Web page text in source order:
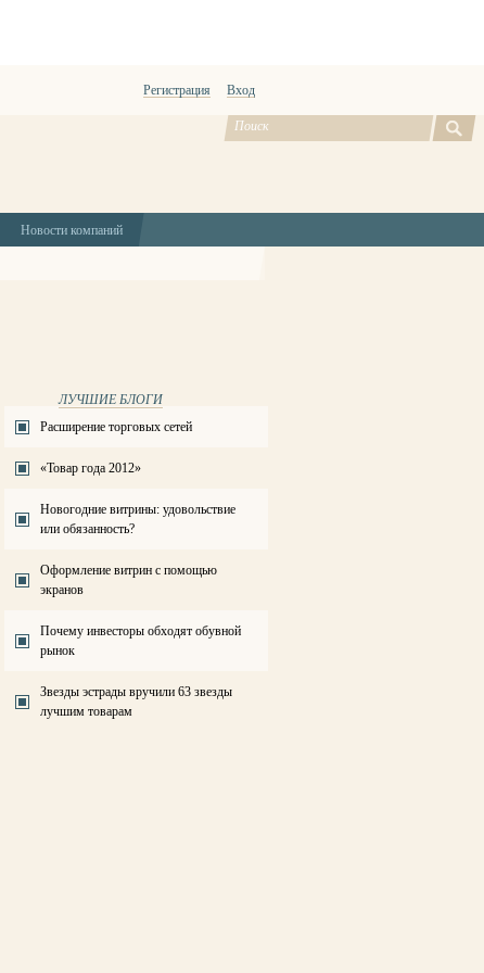
Регистрация Вход
Новости компаний
ЛУЧШИЕ БЛОГИ
Расширение торговых сетей
«Товар года 2012»
Новогодние витрины: удовольствие
или обязанность?
Оформление витрин с помощью
экранов
Почему инвесторы обходят обувной
рынок
Звезды эстрады вручили 63 звезды
лучшим товарам